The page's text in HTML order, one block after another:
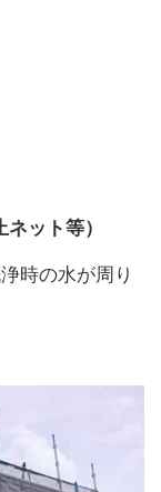
ット等）
時の水が周り